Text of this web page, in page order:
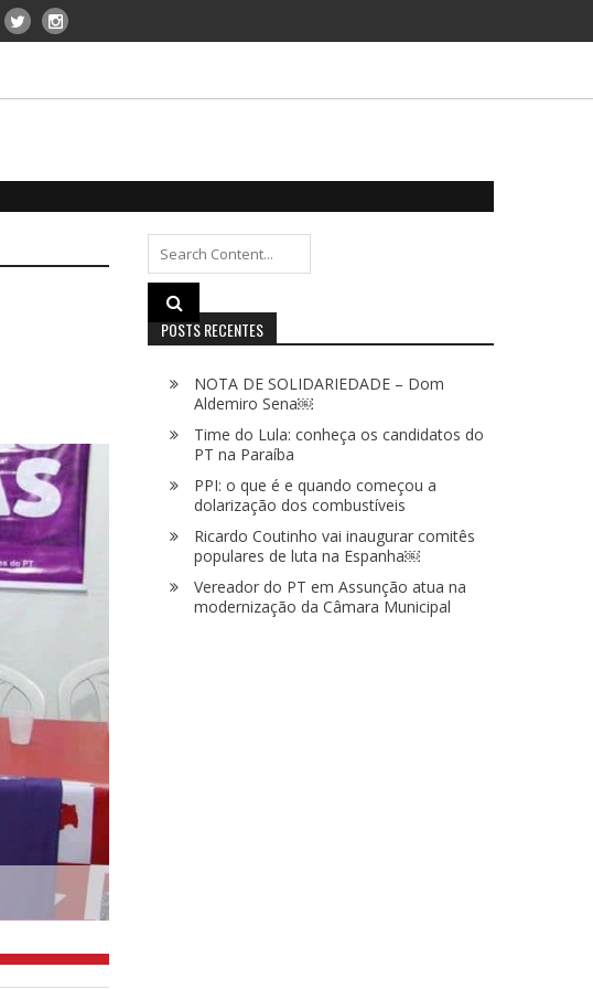
Search
for:
POSTS RECENTES
NOTA DE SOLIDARIEDADE – Dom
Aldemiro Sena￼
Time do Lula: conheça os candidatos do
PT na Paraíba
PPI: o que é e quando começou a
dolarização dos combustíveis
Ricardo Coutinho vai inaugurar comitês
populares de luta na Espanha￼
Vereador do PT em Assunção atua na
modernização da Câmara Municipal